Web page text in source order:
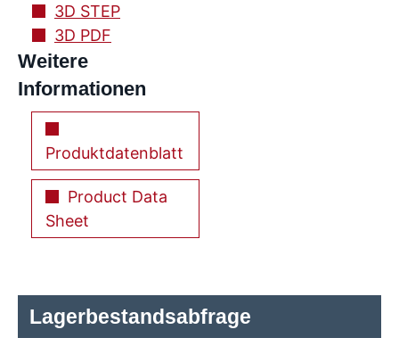
3D STEP
3D PDF
Weitere
Informationen
Produktdatenblatt
Product Data
Sheet
Lagerbestandsabfrage